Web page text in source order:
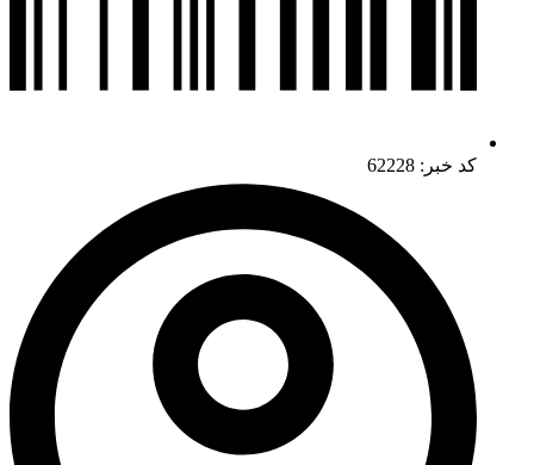
کد خبر: 62228